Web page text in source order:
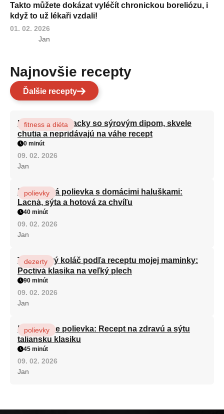
Takto můžete dokázat vyléčít chronickou boreliózu, i
když to už lékaři vzdali!
01. 02. 2026
Jan
Najnovšie recepty
Ďalšie recepty
Brokolicové placky so sýrovým dipom, skvele
chutia a nepridávajú na váhe recept
fitness a diéta
0 minút
09. 02. 2026
Jan
Zeleninová polievka s domácimi haluškami:
Lacná, sýta a hotová za chvíľu
polievky
40 minút
09. 02. 2026
Jan
Tvarohový koláč podľa receptu mojej maminky:
Poctivá klasika na veľký plech
dezerty
90 minút
09. 02. 2026
Jan
Minestrone polievka: Recept na zdravú a sýtu
taliansku klasiku
polievky
45 minút
09. 02. 2026
Jan